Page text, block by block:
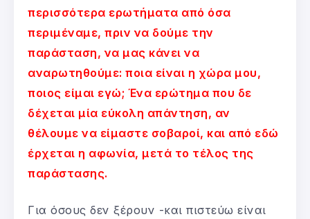
περισσότερα ερωτήματα από όσα
περιμέναμε, πριν να δούμε την
παράσταση, να μας κάνει να
αναρωτηθούμε: ποια είναι η χώρα μου,
ποιος είμαι εγώ; Ένα ερώτημα που δε
δέχεται μία εύκολη απάντηση, αν
θέλουμε να είμαστε σοβαροί, και από εδώ
έρχεται η αφωνία, μετά το τέλος της
παράστασης.
Για όσους δεν ξέρουν -και πιστεύω είναι